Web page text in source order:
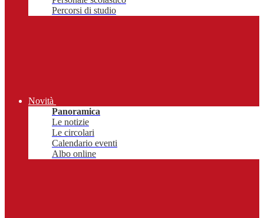
Percorsi di studio
Novità
Panoramica
Le notizie
Le circolari
Calendario eventi
Albo online